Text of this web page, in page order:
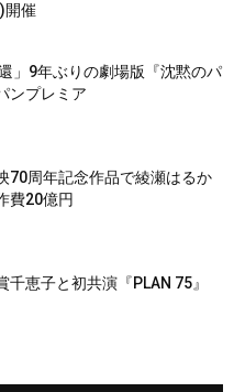
開催
」9年ぶりの劇場版『沈黙のパ
ンプレミア
70周年記念作品で綾瀬はるか
費20億円
千恵子と初共演『PLAN 75』